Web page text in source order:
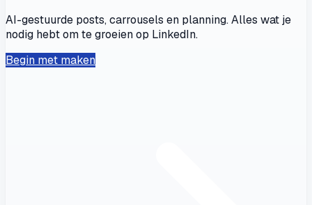
AI-gestuurde posts, carrousels en planning. Alles wat je
nodig hebt om te groeien op LinkedIn.
Begin met maken